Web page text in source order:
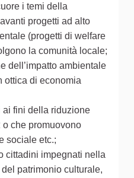
i temi della
progetti ad alto
(progetti di welfare
la comunità locale;
dell’impatto ambientale
ottica di economia
ai fini della riduzione
che promuovono
sociale etc.;
cittadini impegnati nella
patrimonio culturale,